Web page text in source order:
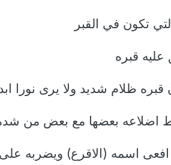
التي تكون في القبر
افعى اسمه (الاقرع) ويضربه